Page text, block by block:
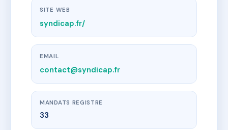
SITE WEB
syndicap.fr/
EMAIL
contact@syndicap.fr
MANDATS REGISTRE
33